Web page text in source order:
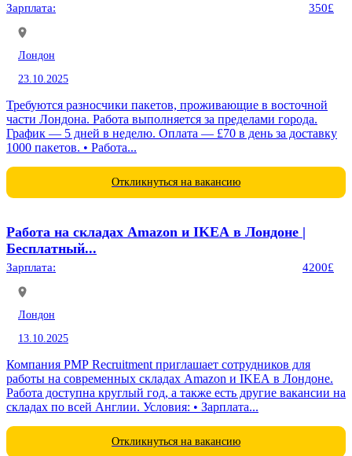
Зарплата: 350£
Лондон
23.10.2025
Требуются разносчики пакетов, проживающие в восточной
части Лондона. Работа выполняется за пределами города.
График — 5 дней в неделю. Оплата — £70 в день за доставку
1000 пакетов. • Работа...
Откликнуться на вакансию
Работа на складах Amazon и IKEA в Лондоне |
Бесплатный...
Зарплата: 4200£
Лондон
13.10.2025
Компания PMP Recruitment приглашает сотрудников для
работы на современных складах Amazon и IKEA в Лондоне.
Работа доступна круглый год, а также есть другие вакансии на
складах по всей Англии. Условия: • Зарплата...
Откликнуться на вакансию